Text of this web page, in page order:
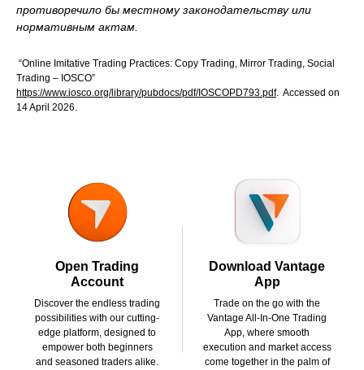
противоречило бы местному законодательству или
нормативным актам.
“Online Imitative Trading Practices: Copy Trading, Mirror Trading, Social
Trading – IOSCO”
https://www.iosco.org/library/pubdocs/pdf/IOSCOPD793.pdf. Accessed on
14 April 2026.
Open Trading
Account
Discover the endless trading
possibilities with our cutting-
edge platform, designed to
empower both beginners
and seasoned traders alike.
Download Vantage
App
Trade on the go with the
Vantage All-In-One Trading
App, where smooth
execution and market access
come together in the palm of